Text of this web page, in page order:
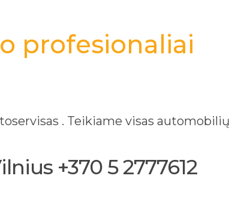
profesionaliai
. Teikiame visas automobilių
+370 5 2777612